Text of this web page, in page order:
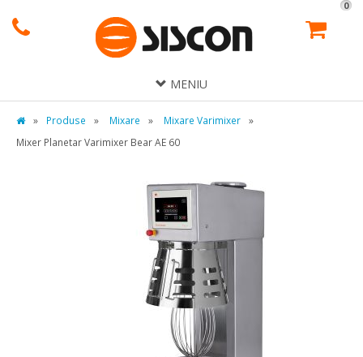
0
MENIU
» Produse » Mixare » Mixare Varimixer
»
Mixer Planetar Varimixer Bear AE 60